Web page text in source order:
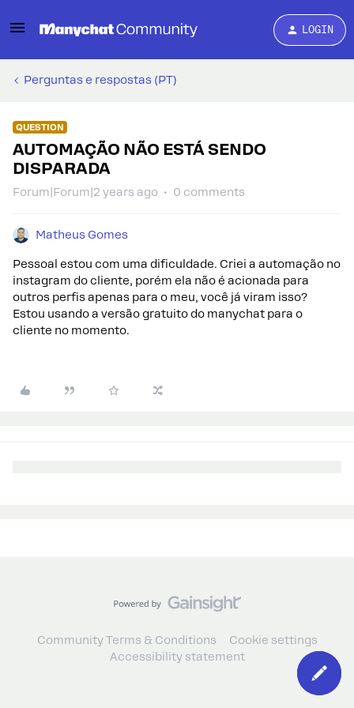
LOGIN
Perguntas e respostas (PT)
QUESTION
AUTOMAÇÃO NÃO ESTÁ SENDO
DISPARADA
Forum|Forum|2 years ago 0 comments
Matheus Gomes
Pessoal estou com uma dificuldade. Criei a automação no
instagram do cliente, porém ela não é acionada para
outros perfis apenas para o meu, você já viram isso?
Estou usando a versão gratuito do manychat para o
cliente no momento.
Community Terms & Conditions
Cookie settings
Accessibility statement